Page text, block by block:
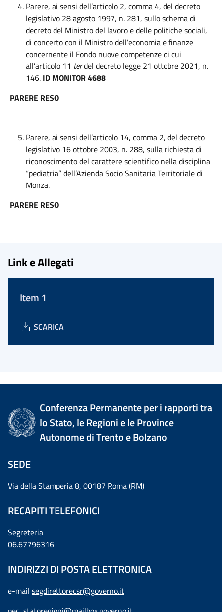
Parere, ai sensi dell’articolo 2, comma 4, del decreto
legislativo 28 agosto 1997, n. 281, sullo schema di
decreto del Ministro del lavoro e delle politiche sociali,
di concerto con il Ministro dell’economia e finanze
concernente il Fondo nuove competenze di cui
all’articolo 11 terdel decreto legge 21 ottobre 2021, n.
146. ID MONITOR 4688
PARERE RESO
Parere, ai sensi dell’articolo 14, comma 2, del decreto
legislativo 16 ottobre 2003, n. 288, sulla richiesta di
riconoscimento del carattere scientifico nella disciplina
“pediatria” dell’Azienda Socio Sanitaria Territoriale di
Monza.
PARERE RESO
Link e Allegati
Item 1
SCARICA
Conferenza Permanente per i rapporti tra
lo Stato, le Regioni e le Province
Autonome di Trento e Bolzano
SEDE
Via della Stamperia 8, 00187 Roma (RM)
RECAPITI TELEFONICI
Segreteria
06.67796316
INDIRIZZI DI POSTA ELETTRONICA
e-mail segdirettorecsr@governo.it